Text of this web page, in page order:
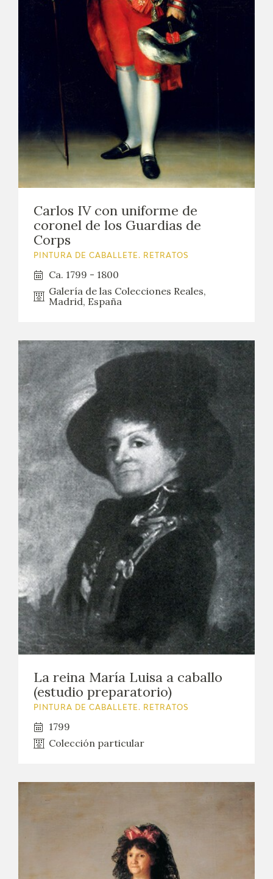
Carlos IV con uniforme de
coronel de los Guardias de
Corps
PINTURA DE CABALLETE. RETRATOS
Ca. 1799 - 1800
Galería de las Colecciones Reales,
Madrid, España
La reina María Luisa a caballo
(estudio preparatorio)
PINTURA DE CABALLETE. RETRATOS
1799
Colección particular